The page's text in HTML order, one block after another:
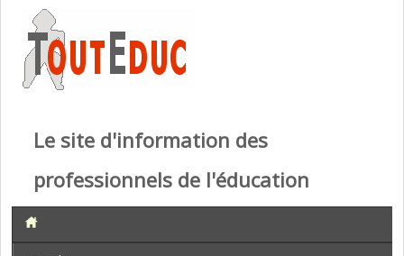
Le site d'information des
professionnels de l'éducation